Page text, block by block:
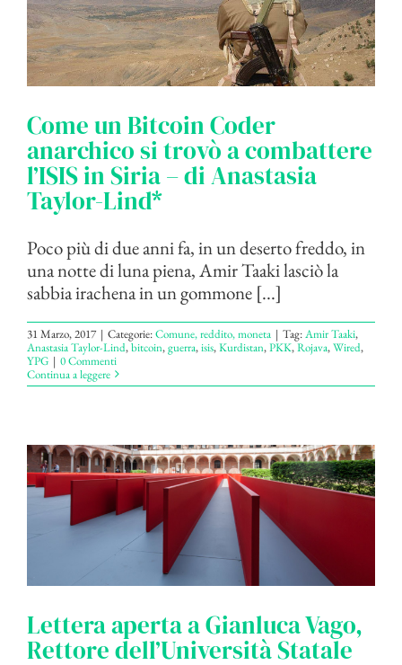
Come un Bitcoin Coder
anarchico si trovò a combattere
l’ISIS in Siria – di Anastasia
Taylor-Lind*
Poco più di due anni fa, in un deserto freddo, in
una notte di luna piena, Amir Taaki lasciò la
sabbia irachena in un gommone [...]
31 Marzo, 2017 | Categorie:Comune, reddito, moneta | Tag:Amir Taaki,
Anastasia Taylor-Lind,bitcoin,guerra,isis,Kurdistan,PKK,Rojava,Wired,
YPG | 0 Commenti
Continua a leggere
Lettera aperta a Gianluca Vago,
Rettore dell’Università Statale